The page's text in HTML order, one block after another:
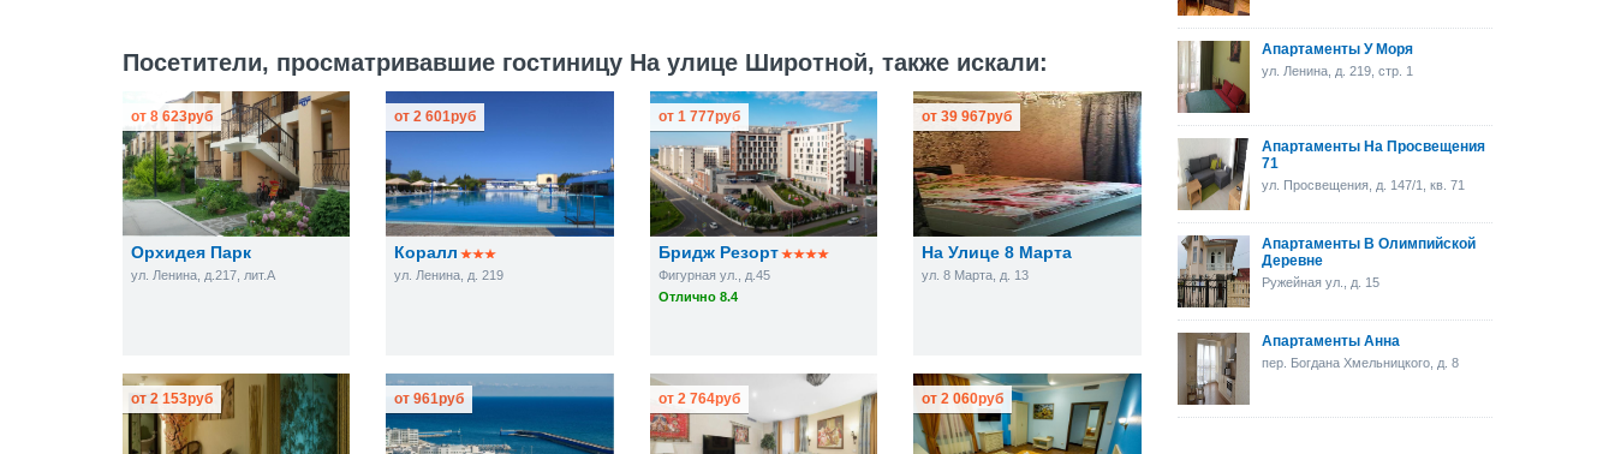
Посетители, просматривавшие гостиницу На улице Широтной, также искали:
Орхидея Парк
ул. Ленина, д.217, лит.А
от 8 623руб
Коралл
ул. Ленина, д. 219
от2 601руб
Бридж Резорт
Фигурная ул., д.45
Отлично 8.4
от 1 777руб
На Улице 8 Марта
ул. 8 Марта, д. 13
от39 967руб
от 2 153руб от961руб от 2 764руб от2 060руб
Апартаменты У Моря
ул. Ленина, д. 219, стр. 1
Апартаменты На Просвещения
71
ул. Просвещения, д. 147/1, кв. 71
Апартаменты В Олимпийской
Деревне
Ружейная ул., д. 15
Апартаменты Анна
пер. Богдана Хмельницкого, д. 8